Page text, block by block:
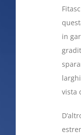
in
vista